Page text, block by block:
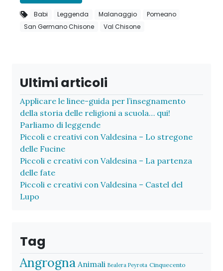
Babi Leggenda Malanaggio
Pomeano
San Germano Chisone
Val Chisone
Ultimi articoli
Applicare le linee-guida per l’insegnamento
della storia delle religioni a scuola… qui!
Parliamo di leggende
Piccoli e creativi con Valdesina – Lo stregone
delle Fucine
Piccoli e creativi con Valdesina – La partenza
delle fate
Piccoli e creativi con Valdesina – Castel del
Lupo
Tag
Angrogna Animali Bealera Peyrota Cinquecento